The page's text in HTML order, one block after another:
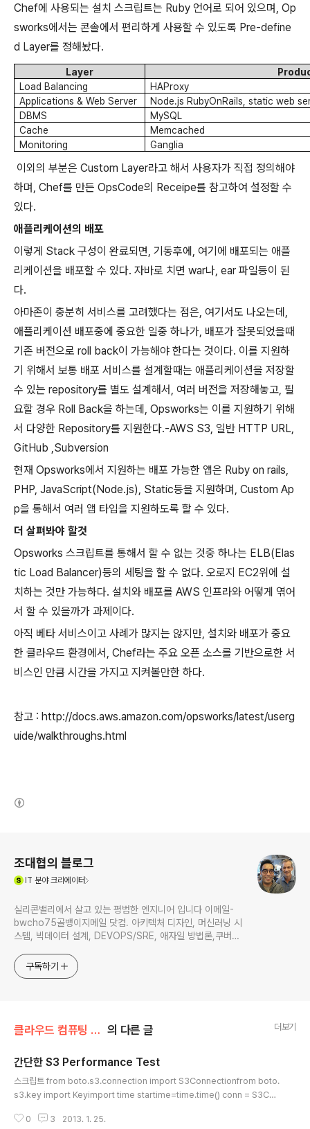
Chef에 사용되는 설치 스크립트는 Ruby 언어로 되어 있으며 , Op
sworks에서는 콘솔에서 편리하게 사용할 수 있도록 Pre-define
d Layer를 정해놨다.
Layer
Load Balancing
HAProxy
Applications & Web Server
Node.js RubyOnRails, static web
DBMS
MySQL
Cache
Memcached
Monitoring
Ganglia
이외의 부분은 Custom Layer라고 해서 사용자가 직접 정의해야
하며 , Chef를 만든 OpsCode의 Receipe를 참고하여 설정할 수
있다.
애플리케이션의 배포
이렇게 Stack 구성이 완료되면 기동후에
여기에 배포되는 애플
리케이션을 배포할 수 있다. 자바로 치면 war나 , ear 파일등이 된
다.
아마존이 충분히 서비스를 고려했다는 점은 여기서도 나오는데
애플리케이션 배포중에 중요한 일중 하나가 배포가 잘못되었을때
기존 버전으로 roll back이 가능해야 한다는 것이다. 이를 지원하
기 위해서 보통 배포 서비스를 설계할때는 애플리케이션을 저장할
수 있는 repository를 별도 설계해서 여러 버전을 저장해놓고 필
요할 경우 Roll Back을 하는데 , Opsworks는 이를 지원하기 위해
서 다양한 Repository를 지원한다.-AWS S3, 일반 HTTP URL,
GitHub ,Subversion
현재 Opsworks에서 지원하는 배포 가능한 앱은 Ruby on rails,
PHP, JavaScript(Node.js), Static등을 지원하며 , Custom Ap
p을 통해서 여러 앱 타입을 지원하도록 할 수 있다.
더 살펴봐야 할것
Opsworks 스크립트를 통해서 할 수 없는 것중 하나는 ELB(Elas
tic Load Balancer)등의 세팅을 할 수 없다. 오로지 EC2위에 설
치하는 것만 가능하다. 설치와 배포를 AWS 인프라와 어떻게 엮어
서 할 수 있을까가 과제이다.
아직 베타 서비스이고 사례가 많지는 않지만 설치와 배포가 중요
한 클라우드 환경에서 , Chef라는 주요 오픈 소스를 기반으로한 서
비스인 만큼 시간을 가지고 지켜볼만한 하다.
참고 : http://docs.aws.amazon.com/opsworks/latest/userg
uide/walkthroughs.html
조대협의 블로그
IT 분야 크리에이터
실리콘밸리에서 살고 있는 평범한 엔지니어 입니다 이메일-
bwcho75골뱅이지메일 닷컴. 아키텍처 디자인, 머신러닝 시
스템, 빅데이터 설계, DEVOPS/SRE, 애자일 방법론,쿠버네
한 기술 멘토링과 강의 진행합니다. Linkedin :
https://www.linkedin.com/in/terrycho75/
구독하기
클라우드 컴퓨팅 & NoSQL/Amazon Web Service 의 다른 글 더보기
간단한 S3 Performance Test
스크립트 from boto.s3.connection import S3Connectionfrom boto.
s3.key import Keyimport time startime=time.time() conn = S3Con
rmance-test')for i in range(1,100):k = Key(bucket)k.key = "logfil
0 3 2013. 1. 25.